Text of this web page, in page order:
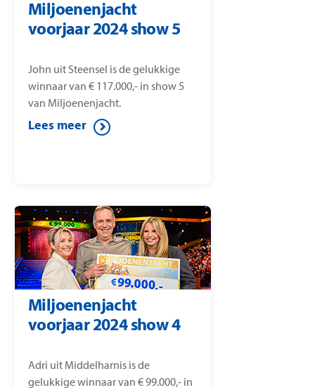
Miljoenenjacht
voorjaar 2024 show 5
John uit Steensel is de gelukkige
winnaar van € 117.000,- in show 5
van Miljoenenjacht.
Lees meer
Miljoenenjacht
voorjaar 2024 show 4
Adri uit Middelharnis is de
gelukkige winnaar van € 99.000,- in